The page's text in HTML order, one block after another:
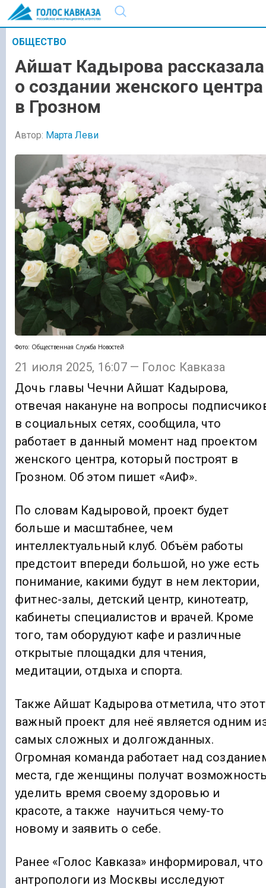
ОБЩЕСТВО
Айшат Кадырова рассказала
о создании женского центра
в Грозном
Автор: Марта Леви
Фото: Общественная Служба Новостей
21 июля 2025, 16:07 — Голос Кавказа
Дочь главы Чечни Айшат Кадырова,
отвечая накануне на вопросы
в социальных сетях, сообщила, что
работает в данный момент над проектом
женского центра, который построят в
Грозном. Об этом пишет «АиФ».
По словам Кадыровой, проект будет
больше и масштабнее, чем
интеллектуальный клуб. Объём работы
предстоит впереди большой, но уже есть
понимание, какими будут в нем лектории,
фитнес-залы, детский центр, кинотеатр,
кабинеты специалистов и врачей. Кроме
того, там оборудуют кафе и различные
открытые площадки для чтения,
медитации, отдыха и спорта.
Также Айшат Кадырова отметила, что этот
важный проект для неё является одним
самых сложных и долгожданных.
Огромная команда работает над
места, где женщины получат
уделить время своему здоровью и
красоте, а также научиться чему-то
новому и заявить о себе.
Ранее «Голос Кавказа» информировал, что
антропологи из Москвы исследуют